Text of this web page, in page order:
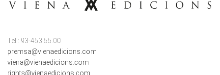
premsa@vienaedicions.com
viena@vienaedicions.com
rights@vienaedicions.com